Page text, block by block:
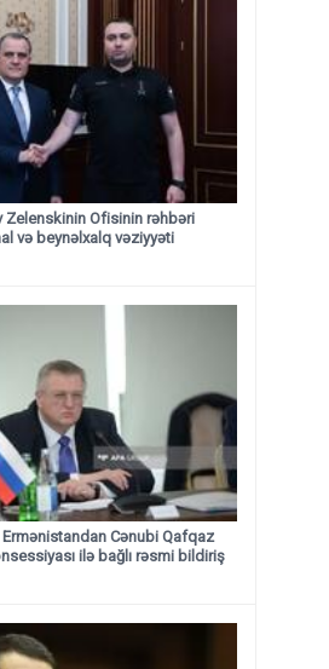
Zelenskinin Ofisinin rəhbəri
və beynəlxalq vəziyyəti
Cənubi Qafqaz
ilə bağlı rəsmi bildiriş